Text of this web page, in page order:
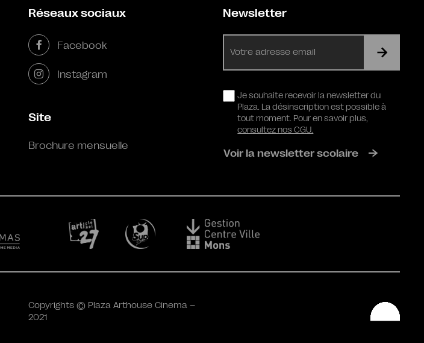
Réseaux sociaux
Facebook
Instagram
Site
Brochure mensuelle
Newsletter
mail
RGPDJe souhaite recevoir la newsletter du
Plaza. La désinscription est possible à
tout moment. Pour en savoir plus,
consultez nos CGU.
Voir la newsletter scolaire
Copyrights © Plaza Arthouse Cinema –
2021